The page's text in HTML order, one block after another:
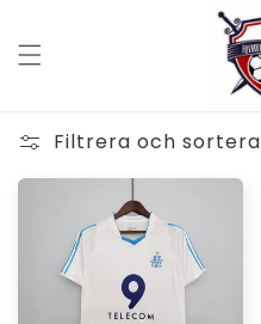
till
innehåll
Filtrera och sortera